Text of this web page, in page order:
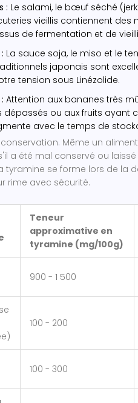
: Le salami, le bœuf séché
vieillis contiennent des
de fermentation et de
La sauce soja, le miso et le
japonais sont
tension sous Linézolide.
Attention aux bananes très
dépassés ou aux fruits ayant
avec le temps de
Même un
a été mal conservé ou
tyramine se forme lors de la
rime avec sécurité.
Teneur
approximative en
tyramine (mg/100g)
900 - 1 500
100 - 200
100 - 300